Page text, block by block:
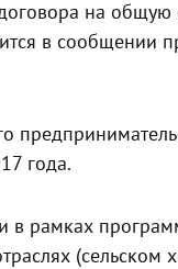
на
в сообщении
года.
в рамках
(сельском